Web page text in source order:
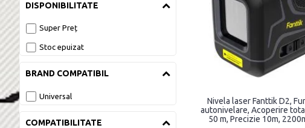
Aspiratoare auto
Gadgeturi si scule bicicleta
Instrumente de masurat
DISPONIBILITATE
Super Preț
Stoc epuizat
BRAND COMPATIBIL
Universal
COMPATIBILITATE
Nivela laser Fanttik D2,
autonivelare, Acoperire
50 m, Precizie 10m,